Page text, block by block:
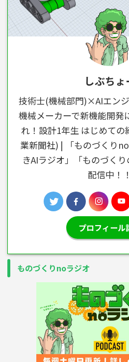
しぶちょ
技術士(機械部門)×AIエン
機械メーカーで新機能開発
れ！設計1年生 はじめて
業新聞社) | 「ものづくり
きAIラジオ」「ものづくり
配信中！！
プロフィール
ものづくりnoラジオ